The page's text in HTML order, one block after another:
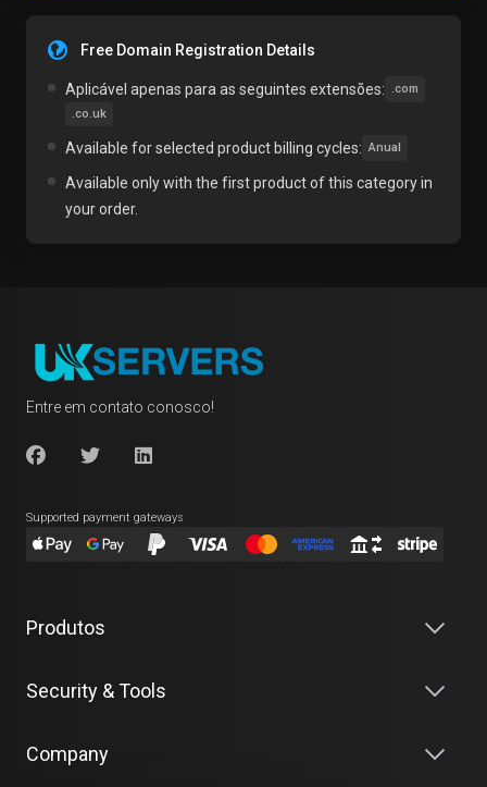
Free Domain Registration Details
Aplicável apenas para as seguintes extensões:
.com
.co.uk
Available for selected product billing cycles: Anual
Available only with the first product of this category in
your order.
Entre em contato conosco!
Supported payment gateways
Produtos
Security & Tools
Company